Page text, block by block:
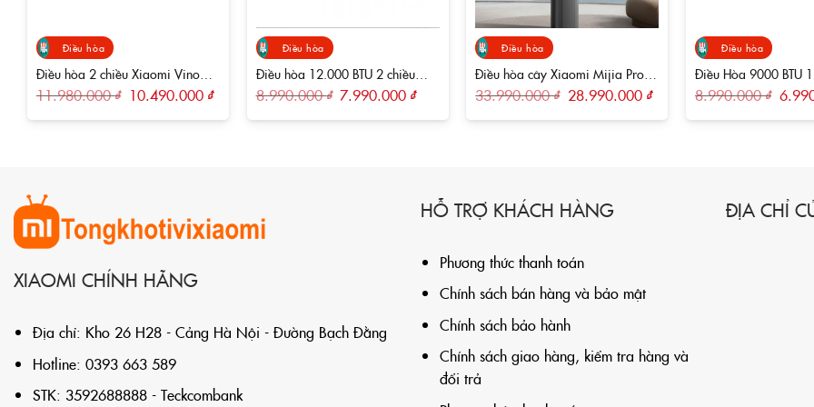
Điều hòa
Điều hòa 2 chiều Xiaomi Vino
inverter 18000 BTU 2HP KFR-
11.980.000₫ Giá
gốc
là:
10.490.000 ₫Giá
tại
Điều hòa
Điều hòa 12.000 BTU 2 chiều
Xiaomi Mijia 1.5HP KFR-
8.990.000₫ Giá
gốc
là:
7.990.000₫Giá
tại
Điều hòa
Điều hòa cây Xiaomi Mijia Pro
KFR-72LW-NA11/M1A1 3HP
33.990.000₫ Giá
gốc
là:
28.990.000₫Giá
tại
Điều hòa
Điều Hòa 9000 BTU
Xiaomi Mijia 1HP KF-
8.990.000₫ Giá
gốc
là:
XIAOMI CHÍNH HÃNG
Địa chỉ: Kho 26 H28 - Cảng Hà Nội - Đường Bạch Đằng
Hotline: 0393 663 589
STK: 3592688888 - Teckcombank
HỖ TRỢ KHÁCH HÀNG
Phương thức thanh toán
Chính sách bán hàng và bảo mật
Chính sách bảo hành
Chính sách giao hàng, kiểm tra hàng và
đổi trả
ĐỊA CHỈ